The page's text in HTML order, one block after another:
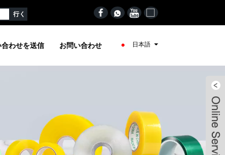
日本語
合わせを送信 お問い合わせ